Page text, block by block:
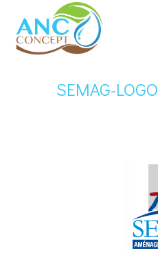
SEMAG-LOGO